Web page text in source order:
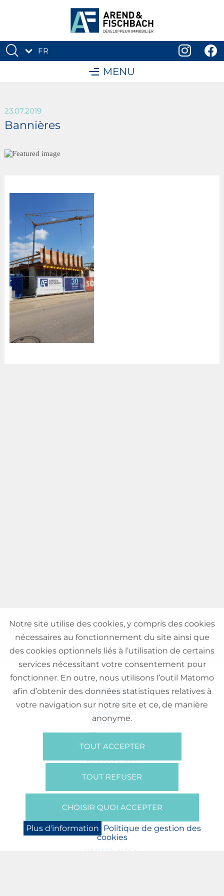
FR
MENU
23.07.2019
Bannières
VENTE
Maisons
Appartements
Lotissements
Commerces
Bureaux
RÉFÉRENCES
SUR NOUS
Presse
BOOKING
NEWS
PARTENAIRES
Notre site utilise des cookies, y compris des cookies
nécessaires au fonctionnement du site ainsi que
des cookies optionnels liés à l’utilisation de certains
services nécessitant votre consentement pour
fonctionner. En outre, nous utilisons l’outil Matomo
afin d’obtenir des données statistiques relatives à
votre navigation sur notre site et ce, de manière
anonyme.
TOUT ACCEPTER
TOUT REFUSER
CHOISIR QUOI ACCEPTER
Plus d'information Politique de gestion des
cookies